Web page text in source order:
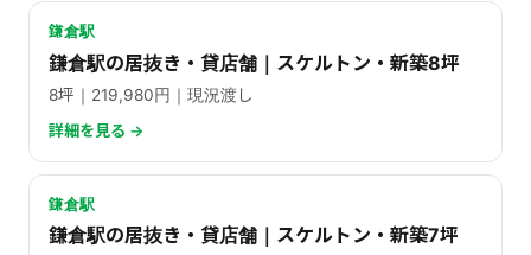
鎌倉駅
鎌倉駅の居抜き・貸店舗｜スケルトン・新築8坪
8坪｜219,980円｜現況渡し
詳細を見る →
鎌倉駅
鎌倉駅の居抜き・貸店舗｜スケルトン・新築7坪